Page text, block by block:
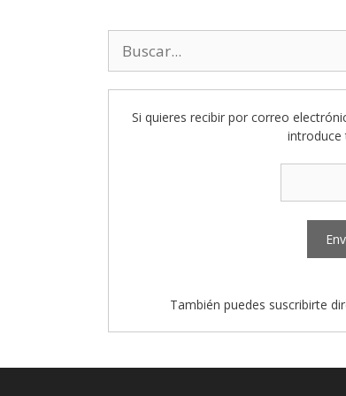
Si quieres recibir por correo
introduce
También puedes suscribirte